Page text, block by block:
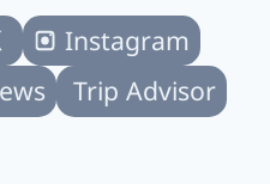
Instagram
Trip Advisor